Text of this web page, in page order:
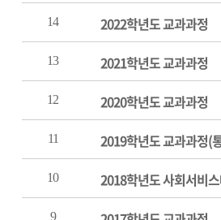
14 2022학년도 교과과정
13 2021학년도 교과과정
12 2020학년도 교과과정
11 2019학년도 교과과정(
10 2018학년도 사회서비
9